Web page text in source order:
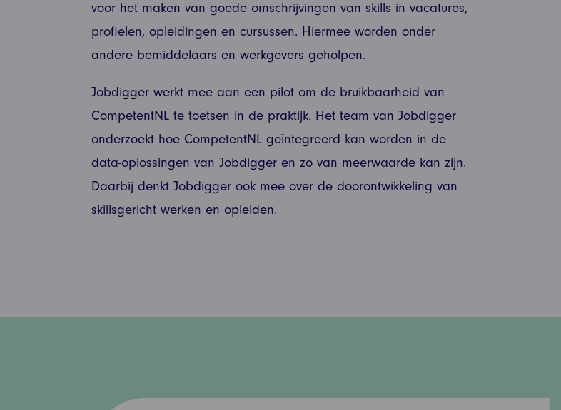
voor het maken van goede omschrijvingen van skills in vacatures,
profielen, opleidingen en cursussen. Hiermee worden onder
andere bemiddelaars en werkgevers geholpen.
Jobdigger werkt mee aan een pilot om de bruikbaarheid van
CompetentNL te toetsen in de praktijk. Het team van Jobdigger
onderzoekt hoe CompetentNL geïntegreerd kan worden in de
data-oplossingen van Jobdigger en zo van meerwaarde kan zijn.
DaarbijdenktJobdiggerook meeoverdedoorontwikkelingvan
skillsgerichtwerkenenopleiden.